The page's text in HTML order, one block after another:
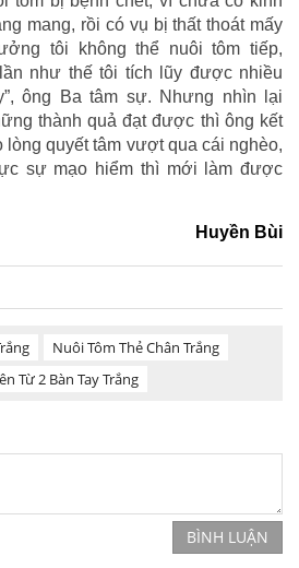
mang, rồi có vụ bị thất thoát mấy
tôi không thể nuôi tôm tiếp,
như thế tôi tích lũy được nhiều
ông Ba tâm sự. Nhưng nhìn lại
thành quả đạt được thì ông kết
lòng quyết tâm vượt qua cái nghèo,
sự mạo hiểm thì mới làm được
Huyền Bùi
Nuôi Tôm Thẻ Chân Trắng
Từ 2 Bàn Tay Trắng
BÌNH LUẬN